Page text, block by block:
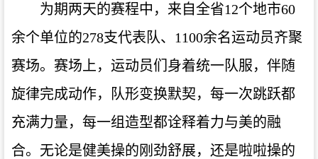
为期两天的赛程中，来自全省12个地市60
余个单位的278支代表队、1100余名运动员齐聚
赛场。赛场上，运动员们身着统一队服，伴随
旋律完成动作，队形变换默契，每一次跳跃都
充满力量，每一组造型都诠释着力与美的融
合。无论是健美操的刚劲舒展，还是啦啦操的